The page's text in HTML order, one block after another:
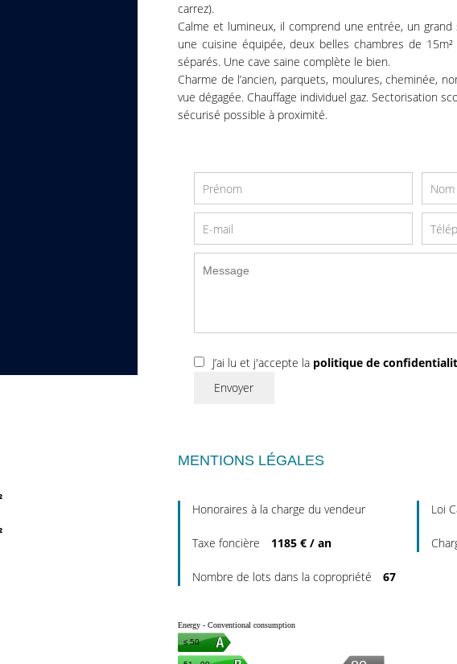
carrez).
Calme et lumineux, il comprend une entrée, un
une cuisine équipée, deux belles chambres de
séparés. Une cave saine complète le bien.
Charme de l’ancien, parquets, moulures, cheminée,
vue dégagée. Chauffage individuel gaz. Sectorisation
sécurisé possible à proximité.
J’ai lu et j'accepte la politique de
Envoyer
MENTIONS LÉGALES
Honoraires à la charge du vendeur Loi
Taxe foncière 1185 € / an
Nombre de lots dans la copropriété 67